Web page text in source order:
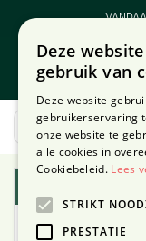
Deze
gebruik van
Deze website
gebruikerservaring
onze website te
alle cookies in
Cookiebeleid. Lees
STRIKT
PRESTATIE